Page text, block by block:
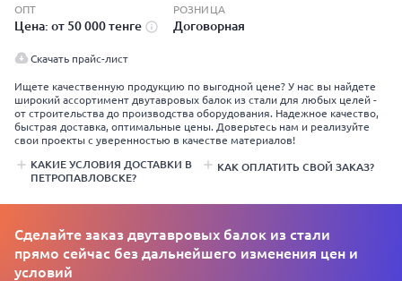
ОПТ
Цена: от 50 000 тенге
РОЗНИЦА
Договорная
Скачать прайс-лист
Ищете качественную продукцию по выгодной цене? У нас вы найдете
широкий ассортимент двутавровых балок из стали для любых целей -
от строительства до производства оборудования. Надежное качество,
быстрая доставка, оптимальные цены. Доверьтесь нам и реализуйте
свои проекты с уверенностью в качестве материалов!
КАКИЕ УСЛОВИЯ ДОСТАВКИ В
ПЕТРОПАВЛОВСКЕ?
КАК ОПЛАТИТЬ СВОЙ ЗАКАЗ?
Сделайте заказ двутавровых балок из стали
прямо сейчас без дальнейшего изменения цен и
условий